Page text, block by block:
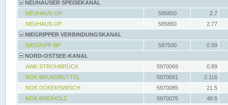
NEUHAUSER SPEISEKANAL
NEUHAUS OP
585850
2.7
NEUHAUS UP
585860
2.77
NIEGRIPPER VERBINDUNGSKANAL
NIEGRIPP BP
587500
0.59
NORD-OSTSEE-KANAL
AWK STROHBRÜCK
5970069
0.89
NOK BRUNSBÜTTEL
5970091
2.116
NOK DÜKERSWISCH
5970085
21.5
NOK BREIHOLZ
5970075
48.5